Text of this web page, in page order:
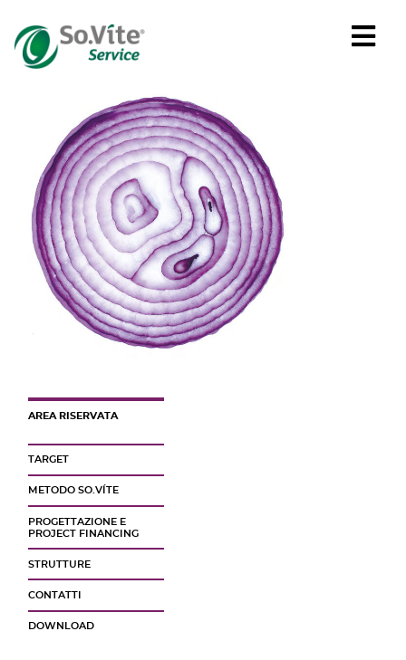
AREA RISERVATA
TARGET
METODO SO.VÍTE
PROGETTAZIONE E
PROJECT FINANCING
STRUTTURE
CONTATTI
DOWNLOAD